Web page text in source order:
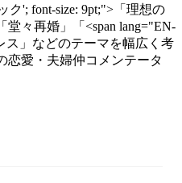
ク'; font-size: 9pt;">「理想の
々再婚」「<span lang="EN-
ス」などのテーマを幅広く考
恋愛・夫婦仲コメンテータ